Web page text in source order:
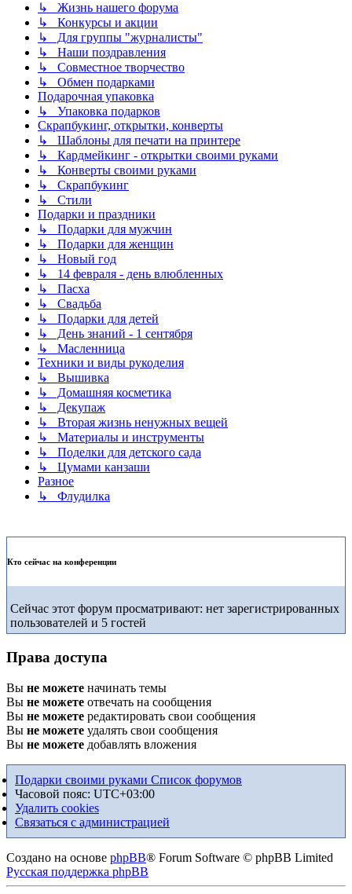
↳ Жизнь нашего форума
↳ Конкурсы и акции
↳ Для группы "журналисты"
↳ Наши поздравления
↳ Совместное творчество
↳ Обмен подарками
Подарочная упаковка
↳ Упаковка подарков
Скрапбукинг, открытки, конверты
↳ Шаблоны для печати на принтере
↳ Кардмейкинг - открытки своими руками
↳ Конверты своими руками
↳ Скрапбукинг
↳ Стили
Подарки и праздники
↳ Подарки для мужчин
↳ Подарки для женщин
↳ Новый год
↳ 14 февраля - день влюбленных
↳ Пасха
↳ Свадьба
↳ Подарки для детей
↳ День знаний - 1 сентября
↳ Масленница
Техники и виды рукоделия
↳ Вышивка
↳ Домашняя косметика
↳ Декупаж
↳ Вторая жизнь ненужных вещей
↳ Материалы и инструменты
↳ Поделки для детского сада
↳ Цумами канзаши
Разное
↳ Флудилка
Кто сейчас на конференции
Сейчас этот форум просматривают: нет зарегистрированных
пользователей и 5 гостей
Права доступа
Вы не можете начинать темы
Вы не можете отвечать на сообщения
Вы не можете редактировать свои сообщения
Вы не можете удалять свои сообщения
Вы не можете добавлять вложения
Подарки своими руками Список форумов
Часовой пояс: UTC+03:00
Удалить cookies
Связаться с администрацией
Создано на основе phpBB® Forum Software © phpBB Limited
Русская поддержка phpBB